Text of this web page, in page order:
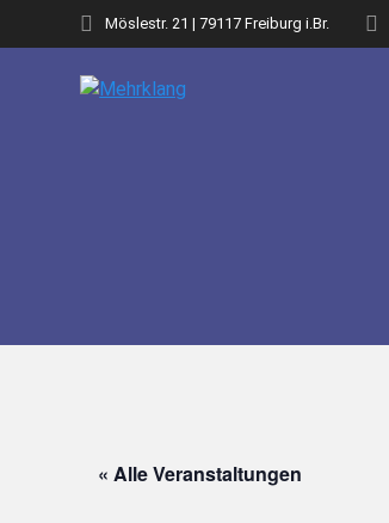
Inhalt
Möslestr. 21 | 79117 Freiburg i.Br.
« Alle Veranstaltungen